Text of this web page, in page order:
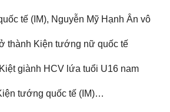
tế (IM), Nguyễn Mỹ Hạnh Ân vô
thành Kiện tướng nữ quốc tế
giành HCV lứa tuổi U16 nam
tướng quốc tế (IM)…